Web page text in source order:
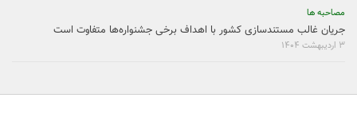
مصاحبه ها
جریان غالب مستندسازی کشور با اهداف برخی جشنواره‌ها متفاوت است
۳ اردیبهشت ۱۴۰۴